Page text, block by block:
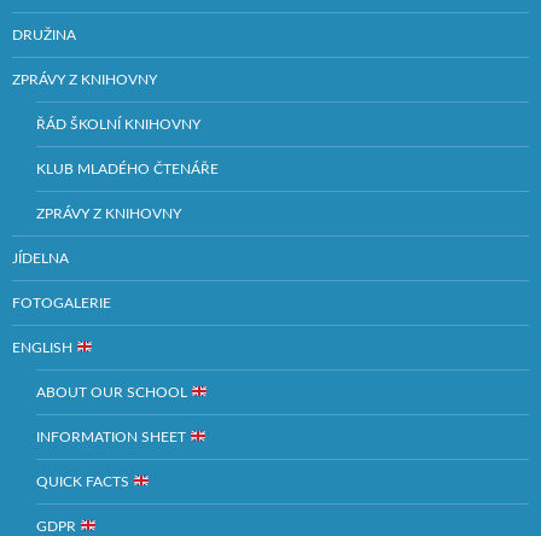
DRUŽINA
ZPRÁVY Z KNIHOVNY
ŘÁD ŠKOLNÍ KNIHOVNY
KLUB MLADÉHO ČTENÁŘE
ZPRÁVY Z KNIHOVNY
JÍDELNA
FOTOGALERIE
ENGLISH
ABOUT OUR SCHOOL
INFORMATION SHEET
QUICK FACTS
GDPR